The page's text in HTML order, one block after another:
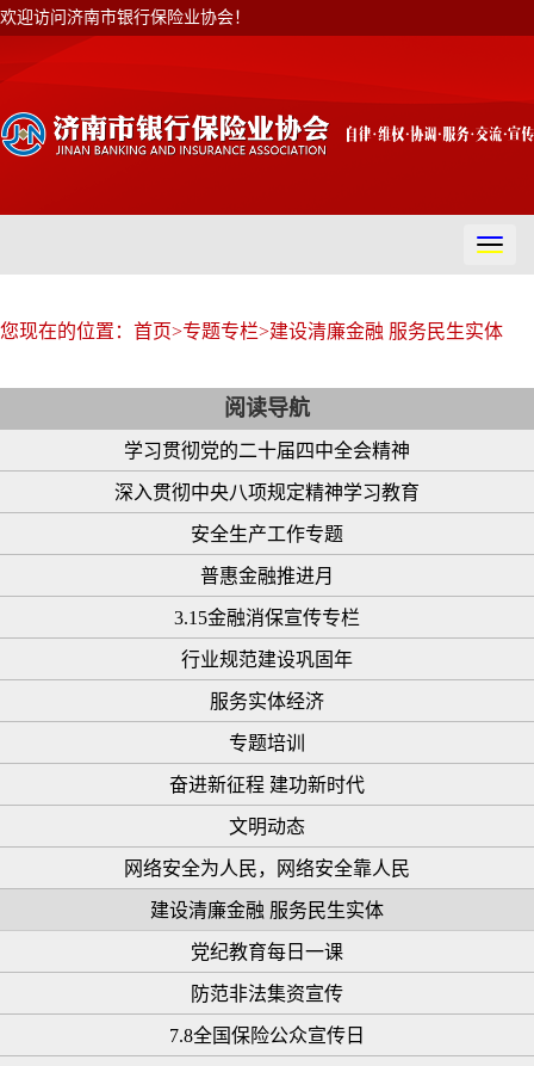
欢迎访问济南市银行保险业协会！
切
换
航
您现在的位置： 首页>专题专栏>建设清廉金融 服务民生实体
阅读导航
学习贯彻党的二十届四中全会精神
深入贯彻中央八项规定精神学习教育
安全生产工作专题
普惠金融推进月
3.15金融消保宣传专栏
行业规范建设巩固年
服务实体经济
专题培训
奋进新征程 建功新时代
文明动态
网络安全为人民，网络安全靠人民
建设清廉金融 服务民生实体
党纪教育每日一课
防范非法集资宣传
7.8全国保险公众宣传日